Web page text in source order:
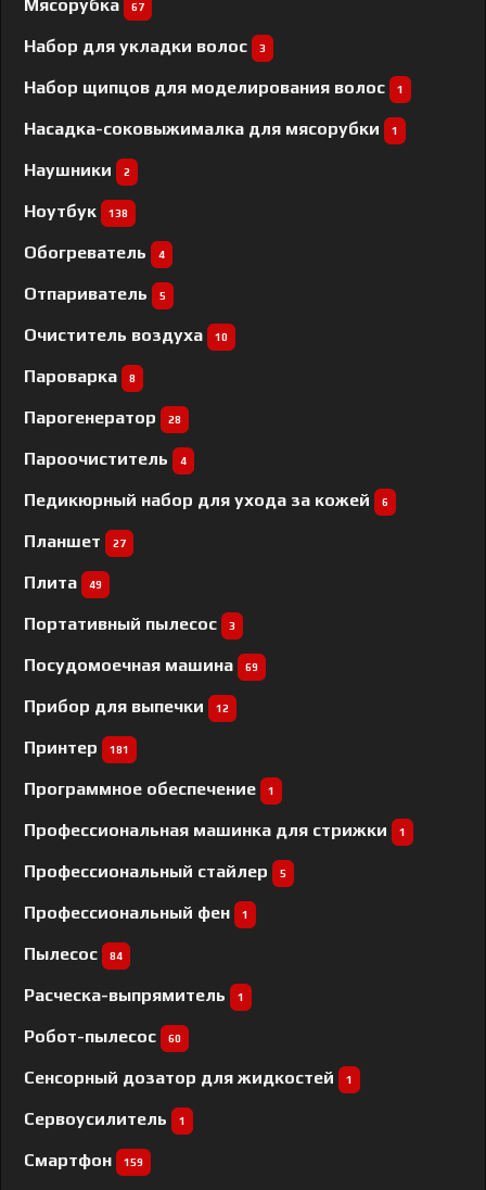
Мясорубка 67
Набор для укладки волос 3
Набор щипцов для моделирования волос 1
Насадка-соковыжималка для мясорубки 1
Наушники 2
Ноутбук 138
Обогреватель 4
Отпариватель 5
Очиститель воздуха 10
Пароварка 8
Парогенератор 28
Пароочиститель 4
Педикюрный набор для ухода за кожей 6
Планшет 27
Плита 49
Портативный пылесос 3
Посудомоечная машина 69
Прибор для выпечки 12
Принтер 181
Программное обеспечение 1
Профессиональная машинка для стрижки 1
Профессиональный cтайлер 5
Профессиональный фен 1
Пылесос 84
Расческа-выпрямитель 1
Робот-пылесос 60
Сенсорный дозатор для жидкостей 1
Сервоусилитель 1
Смартфон 159